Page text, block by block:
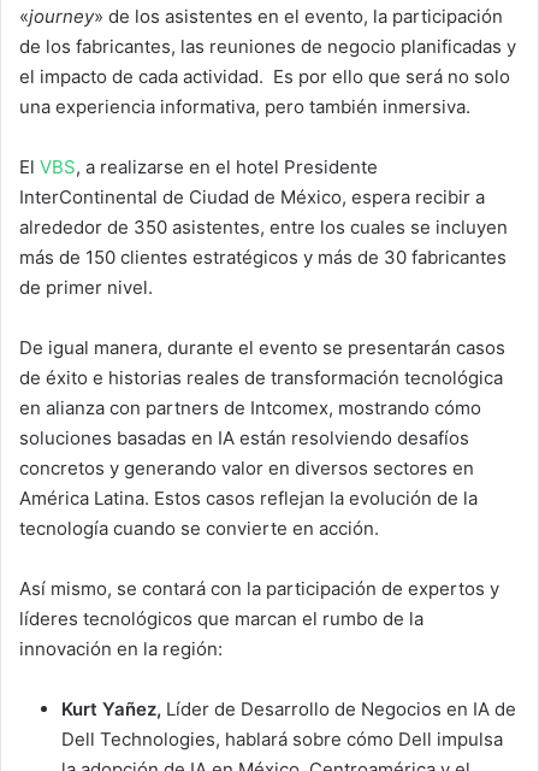
«journey» de los asistentes en el evento, la participación
de los fabricantes, las reuniones de negocio planificadas y
el impacto de cada actividad. Es por ello que será no solo
una experiencia informativa, pero también inmersiva.
El VBS, a realizarse en el hotel Presidente
InterContinental de Ciudad de México, espera recibir a
alrededor de 350 asistentes, entre los cuales se incluyen
más de 150 clientes estratégicos y más de 30 fabricantes
de primer nivel.
De igual manera, durante el evento se presentarán casos
de éxito e historias reales de transformación tecnológica
en alianza con partners de Intcomex, mostrando cómo
soluciones basadas en IA están resolviendo desafíos
concretos y generando valor en diversos sectores en
América Latina. Estos casos reflejan la evolución de la
tecnología cuando se convierte en acción.
Así mismo, se contará con la participación de expertos y
líderes tecnológicos que marcan el rumbo de la
innovación en la región:
Kurt Yañez, Líder de Desarrollo de Negocios en IA de
Dell Technologies, hablará sobre cómo Dell impulsa